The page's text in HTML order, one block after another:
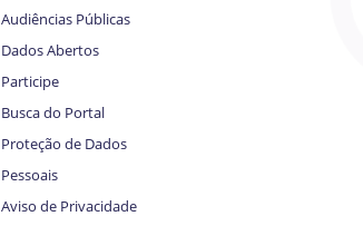
Audiências Públicas
Dados Abertos
Participe
Busca do Portal
Proteção de Dados
Pessoais
Aviso de Privacidade